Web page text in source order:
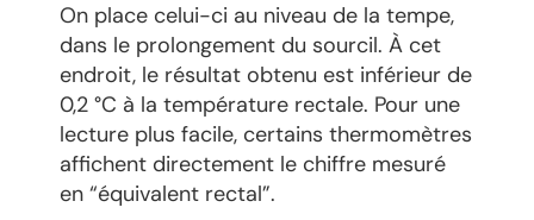
On place celui-ci au niveau de la tempe,
dans le prolongement du sourcil. À cet
endroit, le résultat obtenu est inférieur de
0,2 °C à la température rectale. Pour une
lecture plus facile, certains thermomètres
affichent directement le chiffre mesuré
en “équivalent rectal”.